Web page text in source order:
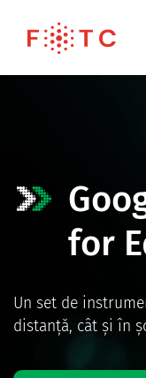
for
Un set de
distanță, cât și în